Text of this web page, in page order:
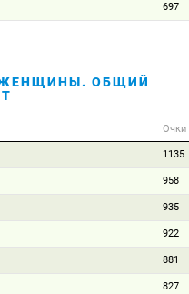
697
ЖЕНЩИНЫ. ОБЩИЙ
Очки
1135
958
935
922
881
827